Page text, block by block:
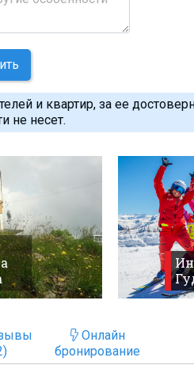
и квартир, за ее
не несет.
Онлайн
бронирование